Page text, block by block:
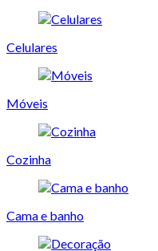
Celulares
Móveis
Cozinha
Cama e banho